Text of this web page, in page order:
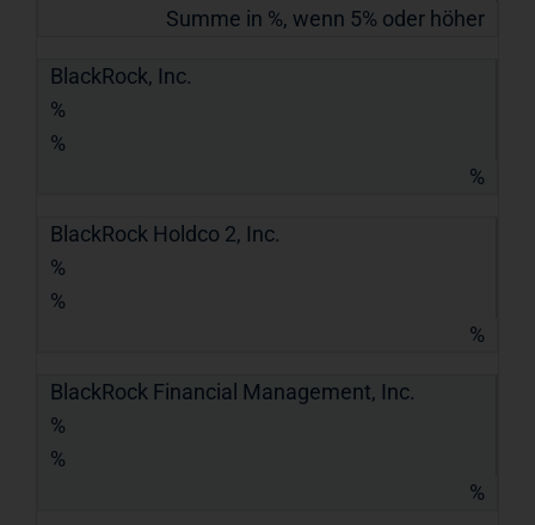
Summe in %, wenn 5% oder höher
BlackRock, Inc.
%
%
%
BlackRock Holdco 2, Inc.
%
%
%
BlackRock Financial Management, Inc.
%
%
%